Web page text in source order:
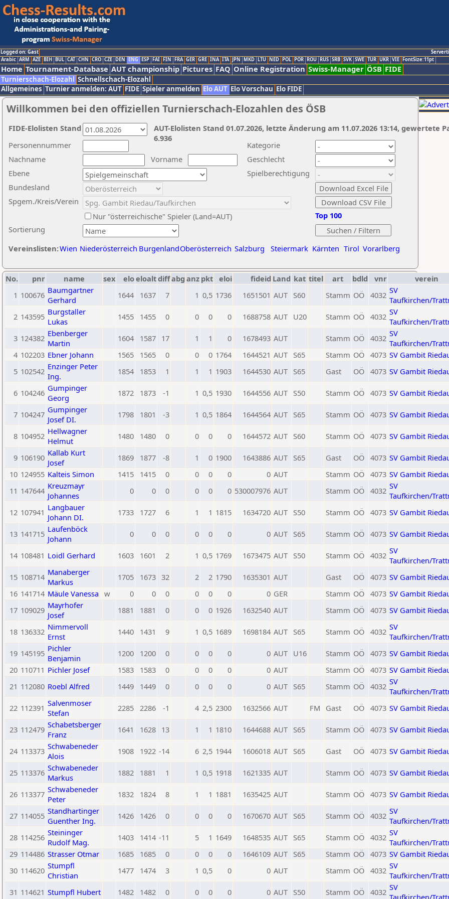
Logged on: Gast
Arabic ARM AZE BIH BUL CAT CHN CRO CZE DEN ENG ESP FAI FIN FRA GER GRE INA ITA JPN MKD LTU NED POL POR ROU RUS SRB SVK SWE TUR UKR VIE FontSize:11pt
Home Tournament-Database AUT championship Pictures FAQ Online Registration Swiss-Manager ÖSB FIDE
Turnierschach-Elozahl Schnellschach-Elozahl
Allgemeines Turnier anmelden: AUT FIDE Spieler anmelden Elo AUT Elo Vorschau Elo FIDE
Willkommen bei den offiziellen Turnierschach-Elozahlen des ÖSB
Nachname
Vorname
Ebene
Kategorie
Sortierung
Personennummer
Bundesland
Spgem./Kreis/Verein
Geschlecht
Nur "österreichische" Spieler (Land=AUT)
Spielberechtigung
Vereinslisten:Wien Niederösterreich BurgenlandOberösterreich Salzburg Steiermark Kärnten Tirol Vorarlberg
Top 100
AUT-Elolisten Stand 01.07.2026, letzte Änderung am 11.07.2026 13:14, gewertete
6.936
FIDE-Elolisten Stand
No. pnr name sex eloeloaltdiffabg anz pkt eloi fideid Land kat titel art bdld vnr
verein
1 100676 Baumgartner
Gerhard
1644 1637 7 1 0,5 1736 1651501 AUT S60 Stamm OÖ 4032 SV
Taufkirchen/
2 143595 Burgstaller
Lukas
1455 1455 0 0 0 0 1688758 AUT U20 Stamm OÖ 4032 SV
Taufkirchen/
3 124382 Ebenberger
Martin
1604 1587 17 1 1 0 1678493 AUT Stamm OÖ 4032 SV
Taufkirchen/
4 102203 Ebner Johann 1565 1565 0 0 0 1764 1644521 AUT S65 Stamm OÖ 4073 SV Gambit
5 102542 Enzinger Peter
Ing.
1854 1853 1 1 1 1903 1644530 AUT S65 Gast OÖ 4073 SV Gambit
6 104246 Gumpinger
Georg
1872 1873 -1 1 0,5 1930 1644556 AUT S50 Stamm OÖ 4073 SV Gambit
7 104247 Gumpinger
Josef DI.
1798 1801 -3 1 0,5 1864 1644564 AUT S65 Stamm OÖ 4073 SV Gambit
8 104952 Hellwagner
Helmut
1480 1480 0 0 0 0 1644572 AUT S60 Stamm OÖ 4073 SV Gambit
9 106190 Kallab Kurt
Josef
1869 1877 -8 1 0 1900 1643886 AUT S65 Gast OÖ 4073 SV Gambit
10 124955 Kalteis Simon 1415 1415 0 0 0 0 0 AUT Stamm OÖ 4073 SV Gambit
11 147644 Kreuzmayr
Johannes
0 0 0 0 0 0 530007976 AUT Stamm OÖ 4032 SV
Taufkirchen/
12 107941 Langbauer
Johann DI.
1733 1727 6 1 1 1815 1634720 AUT S50 Stamm OÖ 4073 SV Gambit
13 141715 Laufenböck
Johann
0 0 0 0 0 0 0 AUT S65 Stamm OÖ 4073 SV Gambit
14 108481 Loidl Gerhard 1603 1601 2 1 0,5 1769 1673475 AUT S50 Stamm OÖ 4032 SV
Taufkirchen/
15 108714 Manaberger
Markus
1705 1673 32 2 2 1790 1635301 AUT Gast OÖ 4073 SV Gambit
16 141714 Mäule Vanessa w 0 0 0 0 0 0 0 GER Stamm OÖ 4073 SV Gambit
17 109029 Mayrhofer
Josef
1881 1881 0 0 0 1926 1632540 AUT Stamm OÖ 4073 SV Gambit
18 136332 Nimmervoll
Ernst
1440 1431 9 1 0,5 1689 1698184 AUT S65 Stamm OÖ 4032 SV
Taufkirchen/
19 145195 Pichler
Benjamin
1200 1200 0 0 0 0 0 AUT U16 Stamm OÖ 4073 SV Gambit
20 110711 Pichler Josef 1583 1583 0 0 0 0 0 AUT Stamm OÖ 4073 SV Gambit
21 112080 Roebl Alfred 1449 1449 0 0 0 0 0 AUT S65 Stamm OÖ 4032 SV
Taufkirchen/
22 112391 Salvenmoser
Stefan
2285 2286 -1 4 2,5 2300 1632566 AUT FM Gast OÖ 4073 SV Gambit
23 112479 Schabetsberger
Franz
1641 1628 13 1 1 1810 1644688 AUT S65 Stamm OÖ 4073 SV Gambit
24 113373 Schwabeneder
Alois
1908 1922 -14 6 2,5 1944 1606018 AUT S65 Gast OÖ 4073 SV Gambit
25 113376 Schwabeneder
Markus
1882 1881 1 1 0,5 1918 1621335 AUT Stamm OÖ 4073 SV Gambit
26 113377 Schwabeneder
Peter
1832 1824 8 1 1 1881 1635425 AUT Stamm OÖ 4073 SV Gambit
27 114055 Standhartinger
Guenther Ing.
1426 1426 0 0 0 0 1670670 AUT S65 Stamm OÖ 4032 SV
Taufkirchen/
28 114256 Steininger
Rudolf Mag.
1403 1414 -11 5 1 1649 1648535 AUT S65 Stamm OÖ 4032 SV
Taufkirchen/
29 114486 Strasser Otmar 1685 1685 0 0 0 0 1646109 AUT S65 Stamm OÖ 4073 SV Gambit
30 114620 Stumpfl
Christian
1477 1474 3 1 0,5 0 0 AUT Stamm OÖ 4032 SV
Taufkirchen/
31 114621 Stumpfl Hubert 1482 1482 0 0 0 0 0 AUT S50 Stamm OÖ 4032 SV
Taufkirchen/